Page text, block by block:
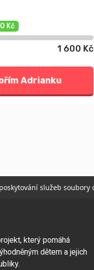
Kč
1 600 Kč
Adrianku
služeb
který pomáhá
dětem a jejich